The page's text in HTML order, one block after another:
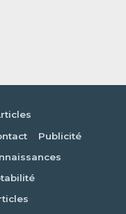
Publicité